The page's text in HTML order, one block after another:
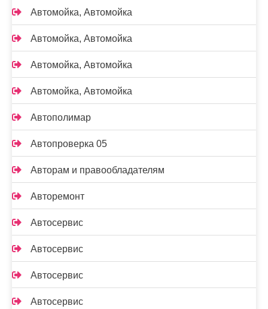
Автомойка, Автомойка
Автомойка, Автомойка
Автомойка, Автомойка
Автомойка, Автомойка
Автополимар
Автопроверка 05
Авторам и правообладателям
Авторемонт
Автосервис
Автосервис
Автосервис
Автосервис